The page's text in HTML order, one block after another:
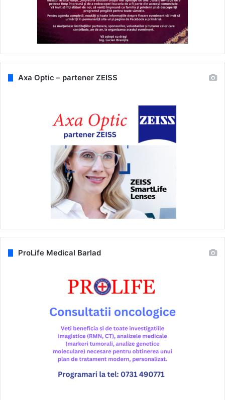
Axa Optic – partener ZEISS
ProLife Medical Barlad